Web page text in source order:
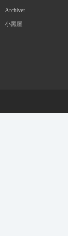
Archiver
小黑屋